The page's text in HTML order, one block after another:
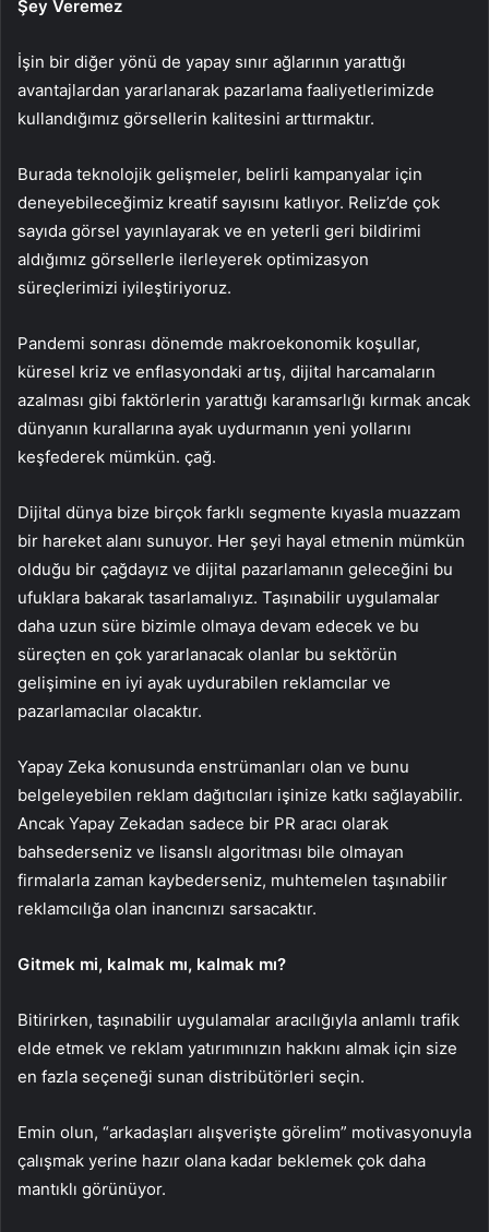
Şey Veremez
İşin bir diğer yönü de yapay sınır ağlarının yarattığı
avantajlardan yararlanarak pazarlama faaliyetlerimizde
kullandığımız görsellerin kalitesini arttırmaktır.
Burada teknolojik gelişmeler, belirli kampanyalar için
deneyebileceğimiz kreatif sayısını katlıyor. Reliz’de çok
sayıda görsel yayınlayarak ve en yeterli geri bildirimi
aldığımız görsellerle ilerleyerek optimizasyon
süreçlerimizi iyileştiriyoruz.
Pandemi sonrası dönemde makroekonomik koşullar,
küresel kriz ve enflasyondaki artış, dijital harcamaların
azalması gibi faktörlerin yarattığı karamsarlığı kırmak ancak
dünyanın kurallarına ayak uydurmanın yeni yollarını
keşfederek mümkün. çağ.
Dijital dünya bize birçok farklı segmente kıyasla muazzam
bir hareket alanı sunuyor. Her şeyi hayal etmenin mümkün
olduğu bir çağdayız ve dijital pazarlamanın geleceğini bu
ufuklara bakarak tasarlamalıyız. Taşınabilir uygulamalar
daha uzun süre bizimle olmaya devam edecek ve bu
süreçten en çok yararlanacak olanlar bu sektörün
gelişimine en iyi ayak uydurabilen reklamcılar ve
pazarlamacılar olacaktır.
Yapay Zeka konusunda enstrümanları olan ve bunu
belgeleyebilen reklam dağıtıcıları işinize katkı sağlayabilir.
Ancak Yapay Zekadan sadece bir PR aracı olarak
bahsederseniz ve lisanslı algoritması bile olmayan
firmalarla zaman kaybederseniz, muhtemelen taşınabilir
reklamcılığa olan inancınızı sarsacaktır.
Gitmek mi, kalmak mı, kalmak mı?
Bitirirken, taşınabilir uygulamalar aracılığıyla anlamlı trafik
elde etmek ve reklam yatırımınızın hakkını almak için size
en fazla seçeneği sunan distribütörleri seçin.
Emin olun, “arkadaşları alışverişte görelim” motivasyonuyla
çalışmak yerine hazır olana kadar beklemek çok daha
mantıklı görünüyor.